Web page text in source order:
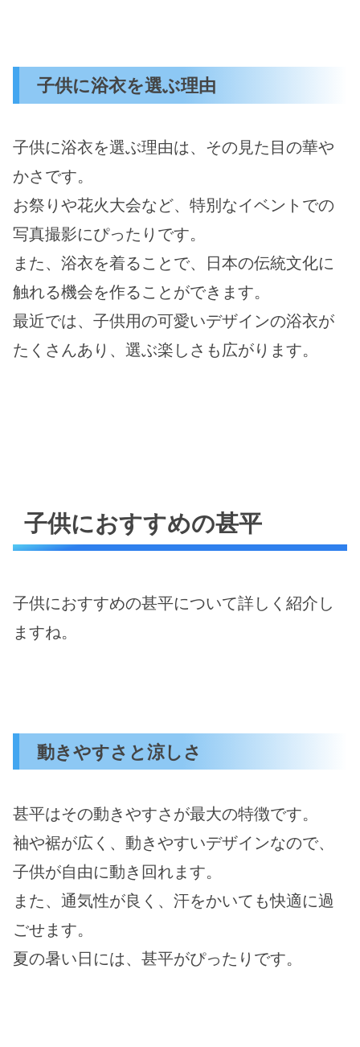
子供に浴衣を選ぶ理由
子供に浴衣を選ぶ理由は、その見た目の華や
かさです。
お祭りや花火大会など、特別なイベントでの
写真撮影にぴったりです。
また、浴衣を着ることで、日本の伝統文化に
触れる機会を作ることができます。
最近では、子供用の可愛いデザインの浴衣が
たくさんあり、選ぶ楽しさも広がります。
子供におすすめの甚平
子供におすすめの甚平について詳しく紹介し
ますね。
動きやすさと涼しさ
甚平はその動きやすさが最大の特徴です。
袖や裾が広く、動きやすいデザインなので、
子供が自由に動き回れます。
また、通気性が良く、汗をかいても快適に過
ごせます。
夏の暑い日には、甚平がぴったりです。